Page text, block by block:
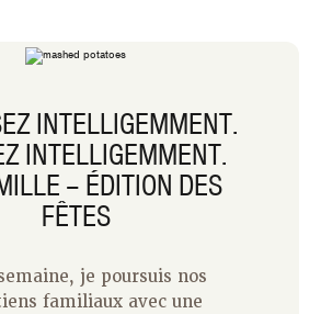
INTELLIGEMMENT.
INTELLIGEMMENT.
– ÉDITION DES
FÊTES
je poursuis nos
familiaux avec une